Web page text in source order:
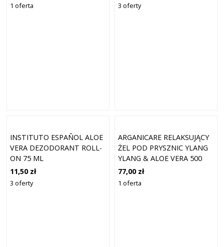
1 oferta 3 oferty
INSTITUTO ESPAÑOL ALOE
VERA DEZODORANT ROLL-
ON 75 ML
11,50 zł
3 oferty
ARGANICARE RELAKSUJĄCY
ŻEL POD PRYSZNIC YLANG
YLANG & ALOE VERA 500
ML
77,00 zł
1 oferta